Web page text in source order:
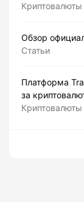
Криптовалюты
Обзор
Статьи
Платформа
за
Криптовалюты